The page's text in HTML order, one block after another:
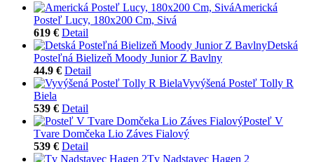
Americká
Posteľ Lucy, 180x200 Cm, Sivá
619 € Detail
Detská
Posteľná Bielizeň Moody Junior Z Bavlny
44.9 € Detail
Vyvýšená Posteľ Tolly R
Biela
539 € Detail
Posteľ V
Tvare Domčeka Lio Záves Fialový
539 € Detail
Tv Nadstavec Hagen 2